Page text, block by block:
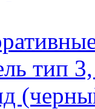
тип